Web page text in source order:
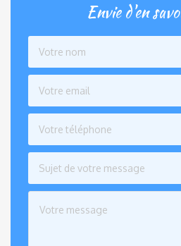
Envie d'en